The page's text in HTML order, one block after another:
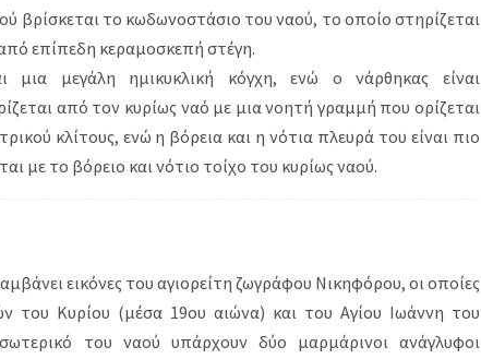
βρίσκεται το κωδωνοστάσιο του ναού, το οποίο στηρίζεται
επίπεδη κεραμοσκεπή στέγη.
μεγάλη ημικυκλική κόγχη, ενώ ο νάρθηκας είναι
από τον κυρίως ναό με μια νοητή γραμμή που ορίζεται
κλίτους, ενώ η βόρεια και η νότια πλευρά του είναι πιο
με το βόρειο και νότιο τοίχο του κυρίως ναού.
εικόνες του αγιορείτη ζωγράφου Νικηφόρου, οι οποίες
του Κυρίου (μέσα 19ου αιώνα) και του Αγίου Ιωάννη του
του ναού υπάρχουν δύο μαρμάρινοι ανάγλυφοι